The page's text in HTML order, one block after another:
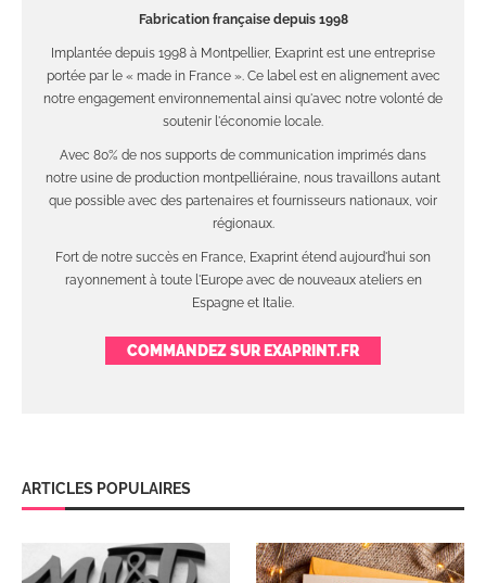
Fabrication française depuis 1998
Implantée depuis 1998 à Montpellier, Exaprint est une entreprise
portée par le « made in France ». Ce label est en alignement avec
notre engagement environnemental ainsi qu'avec notre volonté de
soutenir l'économie locale.
Avec 80% de nos supports de communication imprimés dans
notre usine de production montpelliéraine, nous travaillons autant
que possible avec des partenaires et fournisseurs nationaux, voir
régionaux.
Fort de notre succès en France, Exaprint étend aujourd'hui son
rayonnement à toute l'Europe avec de nouveaux ateliers en
Espagne et Italie.
COMMANDEZ SUR EXAPRINT.FR
ARTICLES POPULAIRES